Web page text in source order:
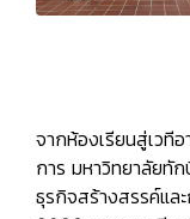
จากห้องเรียนสู่เวที
การ มหาวิทยาลัยทั
ธุรกิจสร้างสรรค์แล